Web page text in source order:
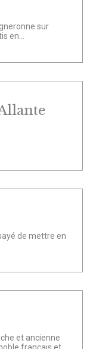
sur
en...
de mettre en
et ancienne